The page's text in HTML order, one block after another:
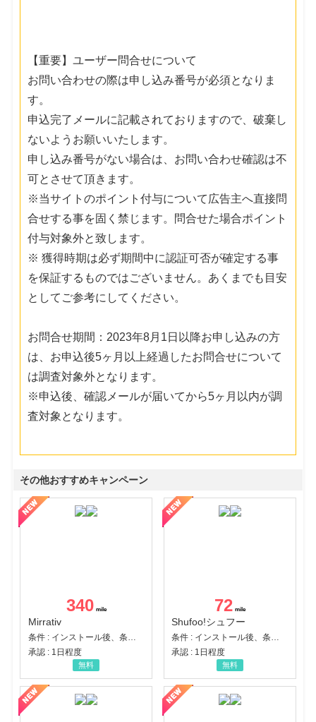
【重要】ユーザー問合せについて
お問い合わせの際は申し込み番号が必須となりま
す。
申込完了メールに記載されておりますので、破棄し
ないようお願いいたします。
申し込み番号がない場合は、お問い合わせ確認は不
可とさせて頂きます。
※当サイトのポイント付与について広告主へ直接問
合せする事を固く禁じます。問合せた場合ポイント
付与対象外と致します。
※ 獲得時期は必ず期間中に認証可否が確定する事
を保証するものではございません。あくまでも目安
としてご参考にしてください。
お問合せ期間：2023年8月1日以降お申し込みの方
は、お申込後5ヶ月以上経過したお問合せについて
は調査対象外となります。
※申込後、確認メールが届いてから5ヶ月以内が調
査対象となります。
その他おすすめキャンペーン
340
Mirrativ
条件 : インストール後、条件達成
承認 : 1日程度
無料
72
Shufoo!シュフー
条件 : インストール後、条件達成
承認 : 1日程度
無料